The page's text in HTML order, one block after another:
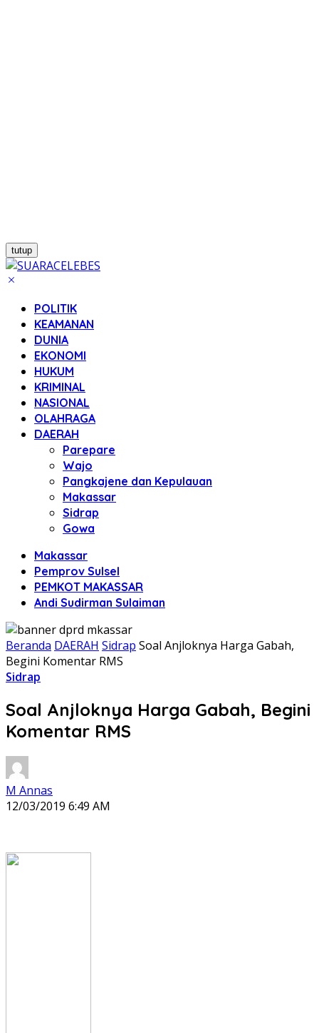
tutup
POLITIK
KEAMANAN
DUNIA
EKONOMI
HUKUM
KRIMINAL
NASIONAL
OLAHRAGA
DAERAH
Parepare
Wajo
Pangkajene dan Kepulauan
Makassar
Sidrap
Gowa
Makassar
Pemprov Sulsel
PEMKOT MAKASSAR
Andi Sudirman Sulaiman
Beranda DAERAH Sidrap Soal Anjloknya Harga Gabah,
Begini Komentar RMS
Sidrap
Soal Anjloknya Harga Gabah, Begini
Komentar RMS
M Annas
12/03/2019 6:49 AM